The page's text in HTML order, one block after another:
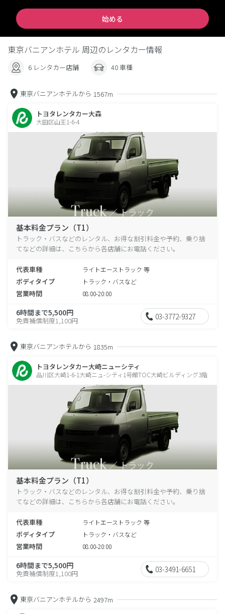
始める
東京バニアンホテル 周辺のレンタカー情報
6 レンタカー店舗 40 車種
東京バニアンホテルから 1567m
トヨタレンタカー大森
大田区山王1-6-4
基本料金プラン（T1）
トラック・バスなどのレンタル、お得な割引料金や予約、乗り捨
てなどの詳細は、こちらから各店舗にお電話ください。
代表車種 ライトエーストラック 等
ボディタイプ トラック・バスなど
営業時間 08:00-20:00
6時間まで5,500円
免責補償制度1,100円 03-3772-9327
東京バニアンホテルから 1835m
トヨタレンタカー大崎ニューシティ
品川区大崎1-6-1大崎ニュ-シティ1号館TOC大崎ビルディング3階
基本料金プラン（T1）
トラック・バスなどのレンタル、お得な割引料金や予約、乗り捨
てなどの詳細は、こちらから各店舗にお電話ください。
代表車種 ライトエーストラック 等
ボディタイプ トラック・バスなど
営業時間 08:00-20:00
6時間まで5,500円
免責補償制度1,100円 03-3491-6651
東京バニアンホテルから 2497m